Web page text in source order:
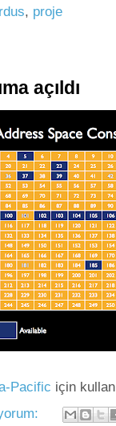
, proje
açıldı
Pacific için